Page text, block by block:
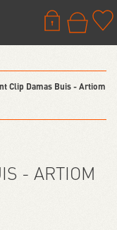
Clip Damas Buis - Artiom
- ARTIOM